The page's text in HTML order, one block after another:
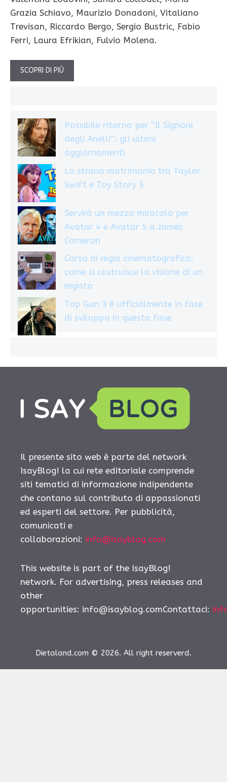
Grazia Schiavo, Maurizio Donadoni, Vitaliano
Trevisan, Riccardo Bergo, Sergio Bustric, Fabio
Ferri, Laura Efrikian, Fulvio Molena.
SCOPRI DI PIÙ
Possibile ritorno per “Il Signore
degli Anelli”: gli ultimi
aggiornamenti
Lo strano matrimonio tra Taylor
Swift e Toy Story 5
Servirà un mezzo miracolo per
Avatar 4 e Avatar 5 a James
Cameron
Corso di regia cinematografica:
come si costruisce la visione di un
regista
Top Gun 3 è ufficialmente in fase
di sviluppo in questa fase
Il presente sito web è parte del network
IsayBlog! la cui rete editoriale comprende
siti tematici di informazione indipendente
che contano sul contributo di appassionati
ed esperti del settore. Per pubblicità,
comunicati e
collaborazioni: info@isayblog.com
This website is part of the IsayBlog!
network. For advertising, press releases and
other
opportunities: info@isayblog.comContattaci:
Dietaland.com © 2026. All right reserverd.